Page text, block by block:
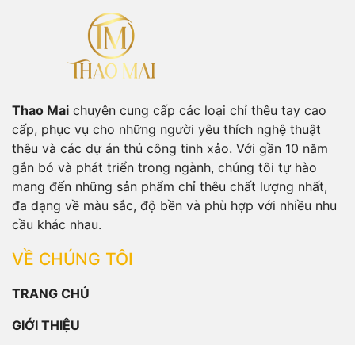
Thao Mai chuyên cung cấp các loại chỉ thêu tay cao
cấp, phục vụ cho những người yêu thích nghệ thuật
thêu và các dự án thủ công tinh xảo. Với gần 10 năm
gắn bó và phát triển trong ngành, chúng tôi tự hào
mang đến những sản phẩm chỉ thêu chất lượng nhất,
đa dạng về màu sắc, độ bền và phù hợp với nhiều nhu
cầu khác nhau.
VỀ CHÚNG TÔI
TRANG CHỦ
GIỚI THIỆU